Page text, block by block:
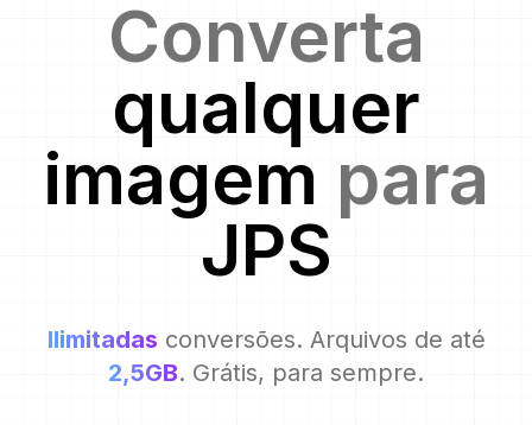
Converta
qualquer
imagem para
JPS
Ilimitadas conversões. Arquivos de até
2,5GB. Grátis, para sempre.